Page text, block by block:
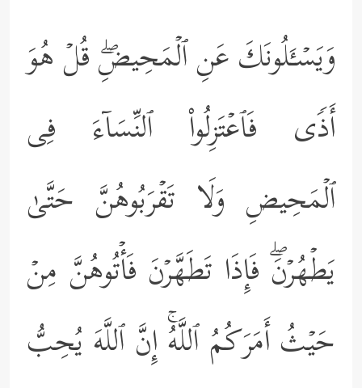
وَیَسۡـَٔلُونَكَ عَنِ ٱلۡمَحِیضِۖ قُلۡ هُوَ
أَذࣰى فَٱعۡتَزِلُواْ ٱلنِّسَاۤءَ فِی
ٱلۡمَحِیضِ وَلَا تَقۡرَبُوهُنَّ حَتَّىٰ
یَطۡهُرۡنَۖ فَإِذَا تَطَهَّرۡنَ فَأۡتُوهُنَّ مِنۡ
حَیۡثُ أَمَرَكُمُ ٱللَّهُۚ إِنَّ ٱللَّهَ یُحِبُّ